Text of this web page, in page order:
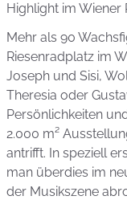
Highlight im Wiener
Mehr als 90
Riesenradplatz im
Joseph und Sisi,
Theresia oder
Persönlichkeiten
2.000 m²
antrifft. In speziell
man überdies im
der Musikszene